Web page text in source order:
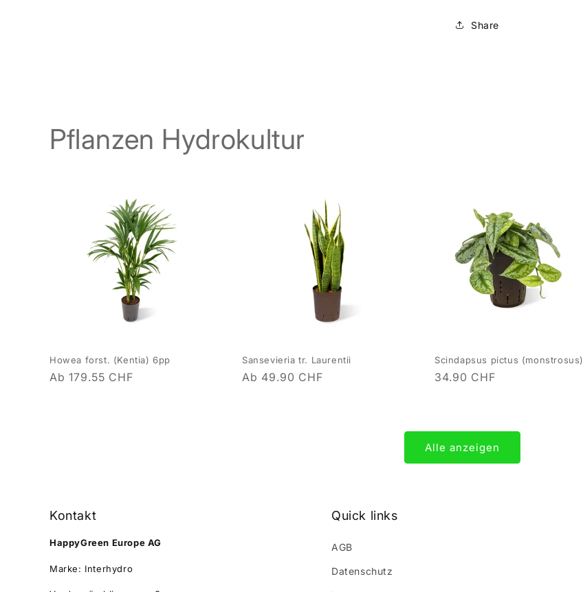
Share
Pflanzen Hydrokultur
Howea forst. (Kentia) 6pp
Normaler
Ab 179.55 CHF
Sansevieria tr. Laurentii
Normaler
Ab 49.90 CHF
Scindapsus pictus (monstrosus)
Normaler
34.90 CHF
Alle anzeigen
Kontakt
HappyGreen Europe AG
Marke: Interhydro
Quick links
AGB
Datenschutz